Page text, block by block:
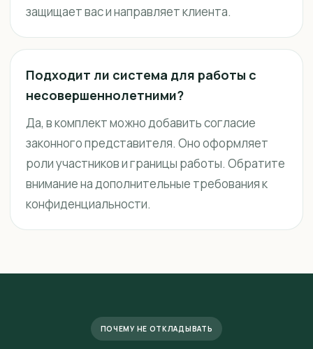
защищает вас и направляет клиента.
Подходит ли система для работы с
несовершеннолетними?
Да, в комплект можно добавить согласие
законного представителя. Оно оформляет
роли участников и границы работы. Обратите
внимание на дополнительные требования к
конфиденциальности.
ПОЧЕМУ НЕ ОТКЛАДЫВАТЬ